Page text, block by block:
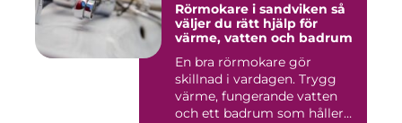
Rörmokare i sandviken så
väljer du rätt hjälp för
värme, vatten och badrum
En bra rörmokare gör
skillnad i vardagen. Trygg
värme, fungerande vatten
och ett badrum som håller